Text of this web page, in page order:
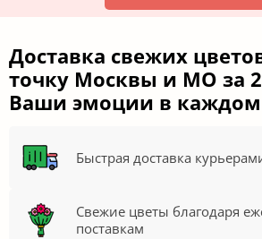
Доставка свежих
точку Москвы и МО за
Ваши эмоции в каждом
Быстрая доставка
Свежие цветы благодаря
поставкам